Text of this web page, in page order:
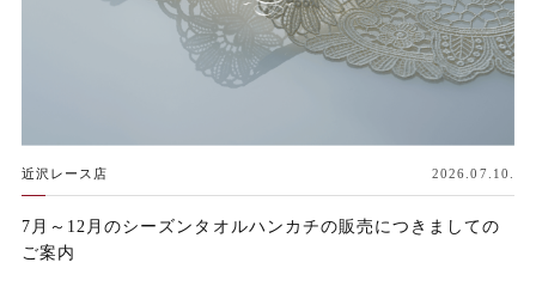
近沢レース店 2026.07.10.
7月～12月のシーズンタオルハンカチの販売につきましての
ご案内